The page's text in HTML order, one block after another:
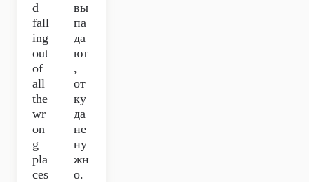
d
fall
ing
out
of
all
the
wr
on
g
pla
ces
вы
па
да
ют
,
от
ку
да
не
ну
жн
о.